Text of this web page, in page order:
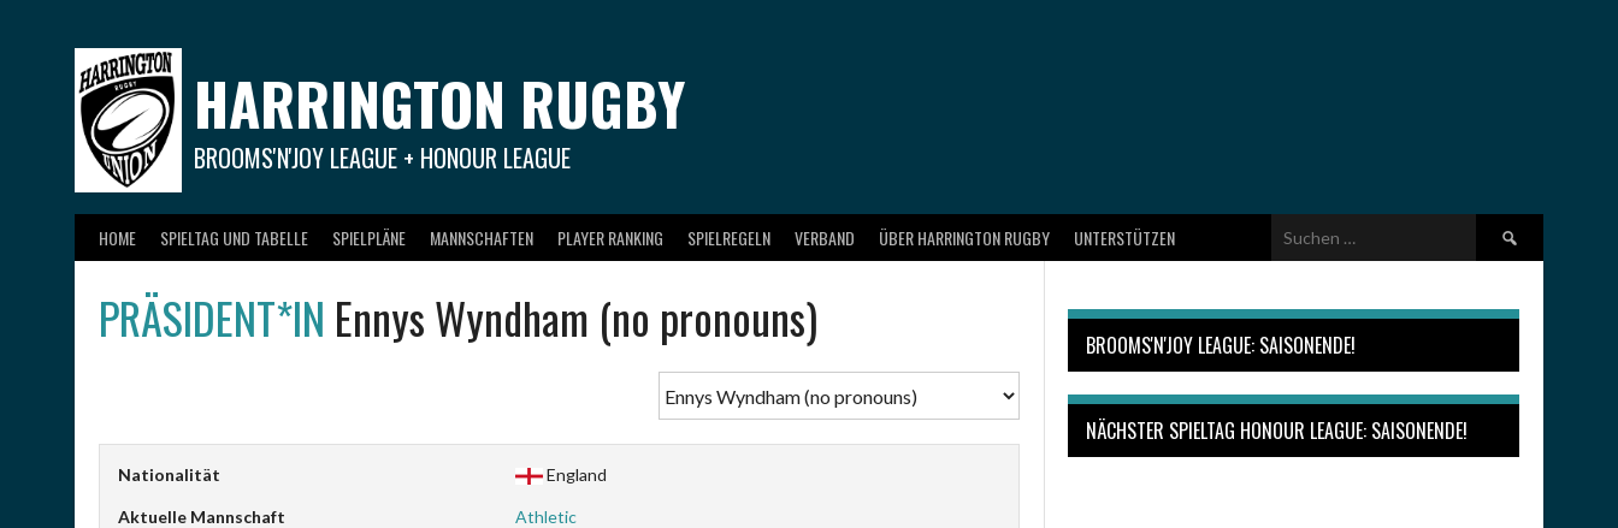
HARRINGTON RUGBY
BROOMS'N'JOY LEAGUE + HONOUR LEAGUE
HOME SPIELTAG UND TABELLE SPIELPLÄNE MANNSCHAFTEN PLAYER RANKING SPIELREGELN VERBAND ÜBER HARRINGTON RUGBY UNTERSTÜTZEN
Suchen
nach:
PRÄSIDENT*IN Ennys Wyndham (no pronouns)
Nationalität England
Aktuelle Mannschaft Athletic
BROOMS'N'JOY LEAGUE: SAISONENDE!
NÄCHSTER SPIELTAG HONOUR LEAGUE: SAISONENDE!